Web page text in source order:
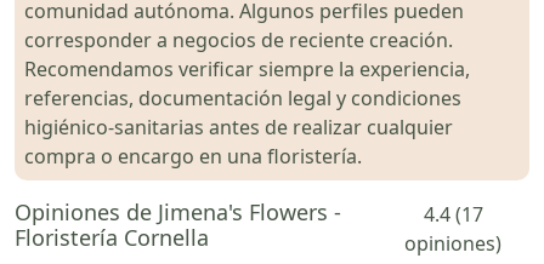
comunidad autónoma. Algunos perfiles pueden
corresponder a negocios de reciente creación.
Recomendamos verificar siempre la experiencia,
referencias, documentación legal y condiciones
higiénico-sanitarias antes de realizar cualquier
compra o encargo en una floristería.
Opiniones de Jimena's Flowers -
Floristería Cornella
4.4 (17
opiniones)